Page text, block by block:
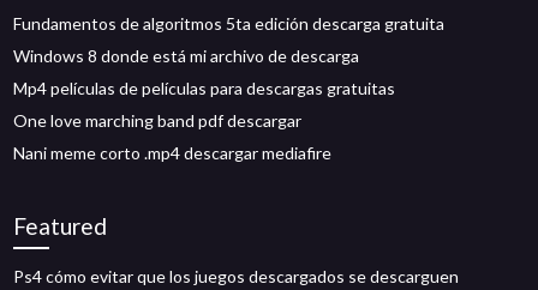
Fundamentos de algoritmos 5ta edición descarga gratuita
Windows 8 donde está mi archivo de descarga
Mp4 películas de películas para descargas gratuitas
One love marching band pdf descargar
Nani meme corto .mp4 descargar mediafire
Featured
Ps4 cómo evitar que los juegos descargados se descarguen